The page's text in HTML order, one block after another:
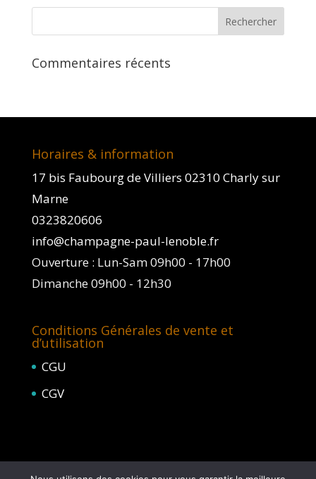
Commentaires récents
Horaires & information
17 bis Faubourg de Villiers 02310 Charly sur
Marne
0323820606
info@champagne-paul-lenoble.fr
Ouverture : Lun-Sam 09h00 - 17h00
Dimanche 09h00 - 12h30
Conditions Générales de vente et
d’utilisation
CGU
CGV